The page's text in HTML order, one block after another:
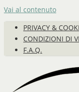
Vai al contenuto
PRIVACY &
CONDIZIONI DI
F.A.Q.